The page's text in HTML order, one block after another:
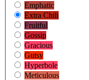
Emphatic
Extra Chili
Fruitful
Gossip
Gracious
Gutsy
Hyperbole
Meticulous